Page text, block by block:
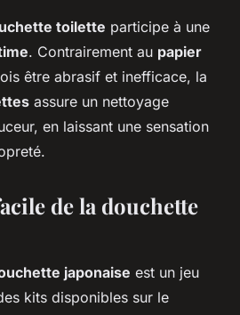
toilette participe à une
. Contrairement au papier
être abrasif et inefficace, la
assure un nettoyage
en laissant une sensation
de la douchette
japonaise est un jeu
kits disponibles sur le